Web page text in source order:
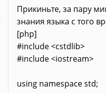
Прикиньте, за пару
знания языка с того
[php]
#include <cstdlib>
#include <iostream>
using namespace std;